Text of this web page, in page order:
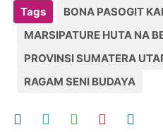
Tags
BONA PASOGIT
MARSIPATURE HUTA NA
PROVINSI SUMATERA
RAGAM SENI BUDAYA